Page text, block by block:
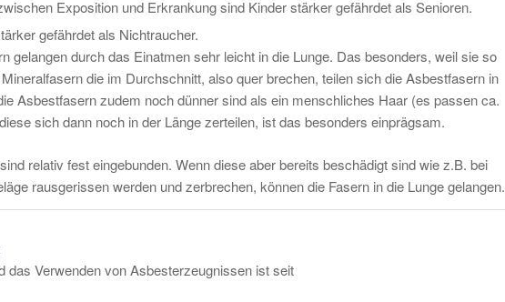
Exposition und Erkrankung sind Kinder stärker gefährdet als Senioren.
gefährdet als Nichtraucher.
gelangen durch das Einatmen sehr leicht in die Lunge. Das besonders, weil sie so
die im Durchschnitt, also quer brechen, teilen sich die Asbestfasern in
Asbestfasern zudem noch dünner sind als ein menschliches Haar (es passen ca.
sich dann noch in der Länge zerteilen, ist das besonders einprägsam.
relativ fest eingebunden. Wenn diese aber bereits beschädigt sind wie z.B. bei
rausgerissen werden und zerbrechen, können die Fasern in die Lunge gelangen.
das Verwenden von Asbesterzeugnissen ist seit